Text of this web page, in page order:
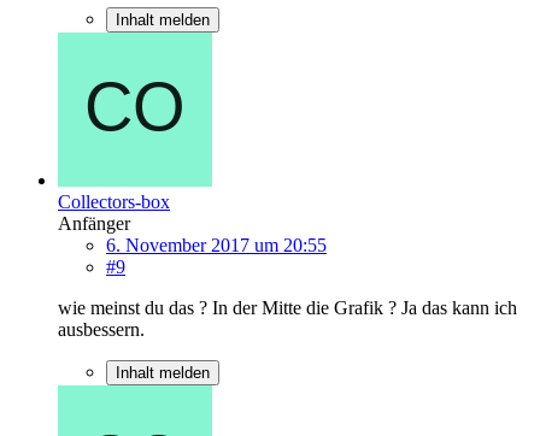
Inhalt melden
Collectors-box
Anfänger
6. November 2017 um 20:55
#9
wie meinst du das ? In der Mitte die Grafik ? Ja das kann ich
ausbessern.
Inhalt melden